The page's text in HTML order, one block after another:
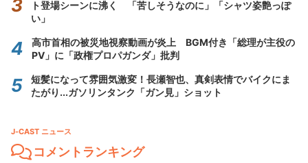
ト登場シーンに沸く 「苦しそうなのに」「シャツ姿艶っぽ
い」
高市首相の被災地視察動画が炎上 BGM付き「総理が主役の
PV」に「政権プロパガンダ」批判
短髪になって雰囲気激変！長瀬智也、真剣表情でバイクにま
たがり...ガソリンタンク「ガン見」ショット
J-CAST ニュース
コメントランキング